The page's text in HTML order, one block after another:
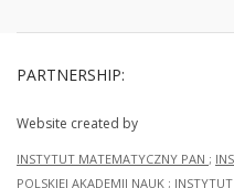
PARTNERSHIP:
Website created by
INSTYTUT MATEMATYCZNY PAN ;
POLSKIEJ AKADEMII NAUK ;